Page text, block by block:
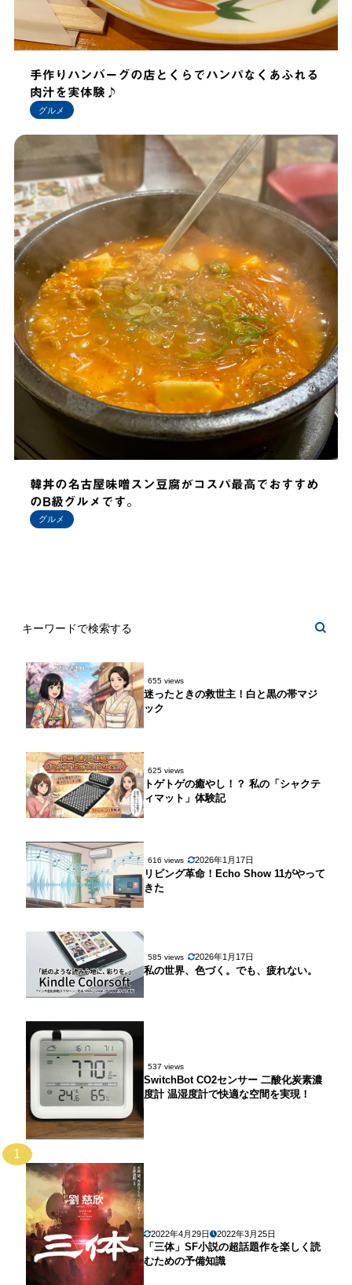
手作りハンバーグの店とくらでハンパなくあふれる
肉汁を実体験♪
グルメ
韓丼の名古屋味噌スン豆腐がコスパ最高でおすすめ
のB級グルメです。
グルメ
655 views
迷ったときの救世主！白と黒の帯マジ
ック
625 views
トゲトゲの癒やし！？ 私の「シャクテ
ィマット」体験記
616 views 2026年1月17日
リビング革命！Echo Show 11がやって
きた
585 views 2026年1月17日
私の世界、色づく。でも、疲れない。
537 views
SwitchBot CO2センサー 二酸化炭素濃
度計 温湿度計で快適な空間を実現！
1
2022年4月29日 2022年3月25日
「三体」SF小説の超話題作を楽しく読
むための予備知識